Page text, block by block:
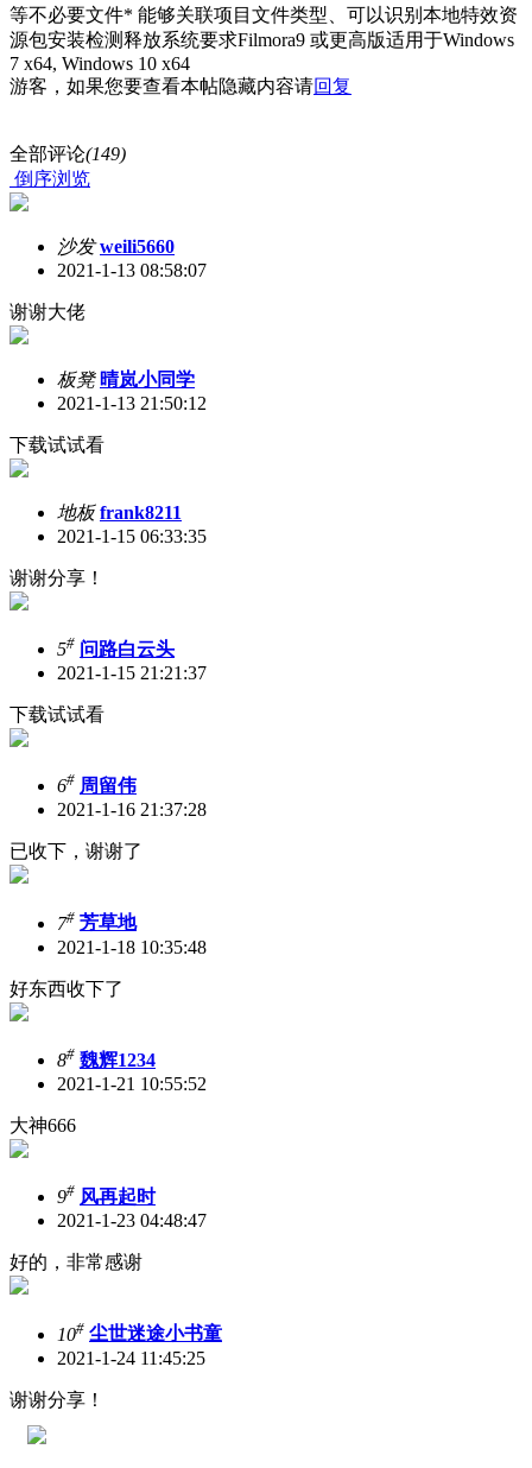
等不必要文件* 能够关联项目文件类型、可以识别本地特效资
源包安装检测释放系统要求Filmora9 或更高版适用于Windows
7 x64, Windows 10 x64
游客，如果您要查看本帖隐藏内容请回复
全部评论(149)
倒序浏览
沙发 weili5660
2021-1-13 08:58:07
谢谢大佬
板凳 晴岚小同学
2021-1-13 21:50:12
下载试试看
地板 frank8211
2021-1-15 06:33:35
谢谢分享！
5# 问路白云头
2021-1-15 21:21:37
下载试试看
6# 周留伟
2021-1-16 21:37:28
已收下，谢谢了
7# 芳草地
2021-1-18 10:35:48
好东西收下了
8# 魏辉1234
2021-1-21 10:55:52
大神666
9# 风再起时
2021-1-23 04:48:47
好的，非常感谢
10# 尘世迷途小书童
2021-1-24 11:45:25
谢谢分享！